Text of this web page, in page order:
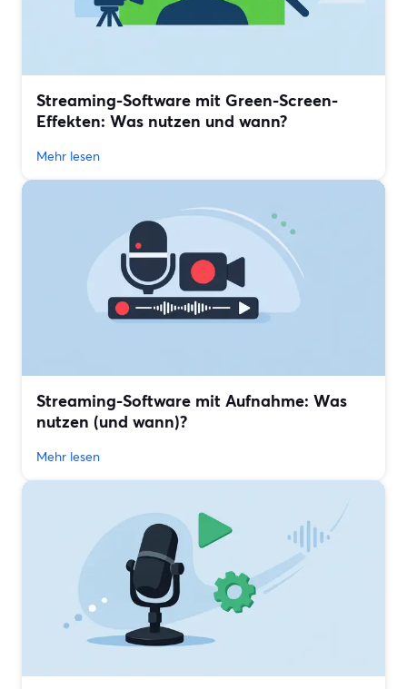
Streaming-Software mit Green-Screen-
Effekten: Was nutzen und wann?
Mehr lesen
Streaming-Software mit Aufnahme: Was
nutzen (und wann)?
Mehr lesen